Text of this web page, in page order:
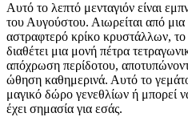
Αυτό το λεπτό μενταγιόν είναι
του Αυγούστου. Αιωρείται από μια
αστραφτερό κρίκο κρυστάλλων,
διαθέτει μια μονή πέτρα
απόχρωση περίδοτου,
ώθηση καθημερινά. Αυτό το
μαγικό δώρο γενεθλίων ή μπορεί
έχει σημασία για εσάς.